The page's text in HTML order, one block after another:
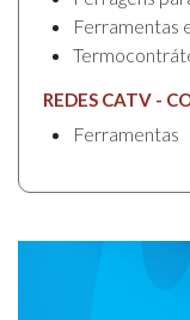
Ferramentas
REDES CATV -
Ferramentas